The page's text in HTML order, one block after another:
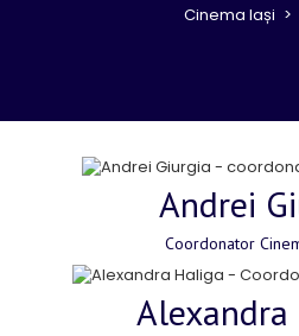
Cinema Iași >
Andrei
Coordonator